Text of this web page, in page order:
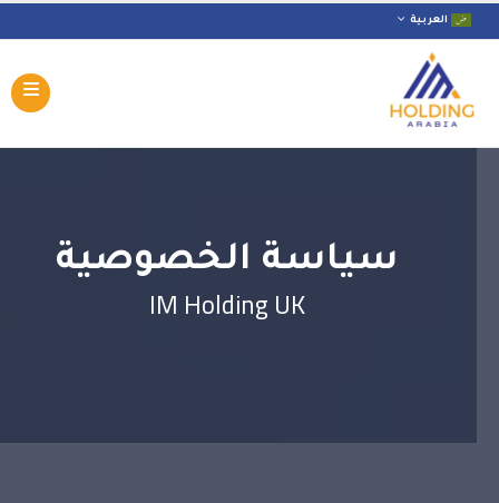
العربية
سياسة الخصوصية
IM Holding UK